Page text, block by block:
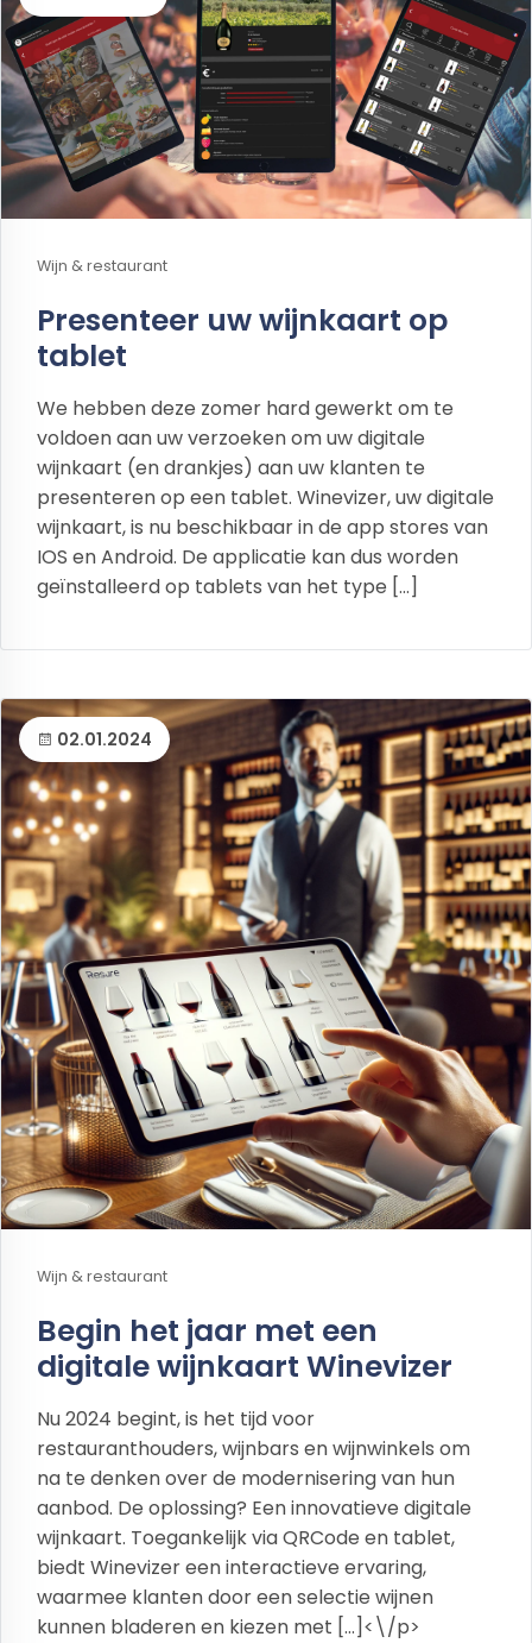
Wijn & restaurant
Presenteer uw wijnkaart op
tablet
We hebben deze zomer hard gewerkt om te
voldoen aan uw verzoeken om uw digitale
wijnkaart (en drankjes) aan uw klanten te
presenteren op een tablet. Winevizer, uw digitale
wijnkaart, is nu beschikbaar in de app stores van
IOS en Android. De applicatie kan dus worden
geïnstalleerd op tablets van het type […]
02.01.2024
Wijn & restaurant
Begin het jaar met een
digitale wijnkaart Winevizer
Nu 2024 begint, is het tijd voor
restauranthouders, wijnbars en wijnwinkels om
na te denken over de modernisering van hun
aanbod. De oplossing? Een innovatieve digitale
wijnkaart. Toegankelijk via QRCode en tablet,
biedt Winevizer een interactieve ervaring,
waarmee klanten door een selectie wijnen
kunnen bladeren en kiezen met […]<\/p>